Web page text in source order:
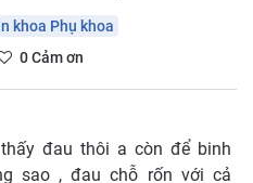
khoa Phụ khoa
0Cảm ơn
đau thôi a còn để binh
sao , đau chỗ rốn với cả